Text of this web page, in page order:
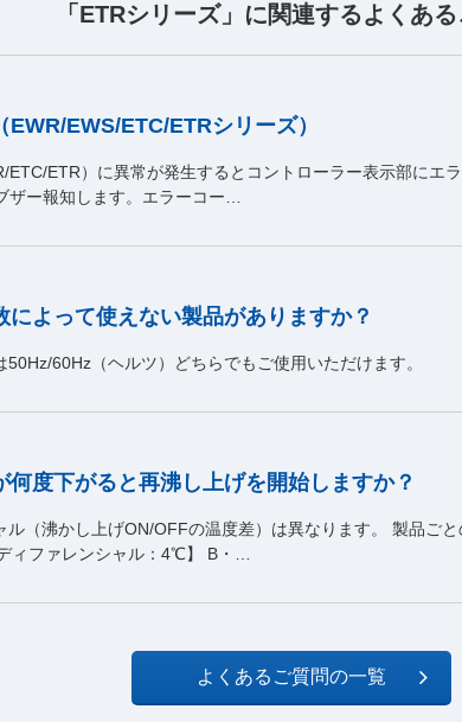
「ETRシリーズ」に関連するよくあ
EWS/ETC/ETRシリーズ）
ETC/ETR）に異常が発生するとコントローラー表示部にエ
ー報知します。エラーコー…
よって使えない製品がありますか？
60Hz（ヘルツ）どちらでもご使用いただけます。
何度下がると再沸し上げを開始しますか？
（沸かし上げON/OFFの温度差）は異なります。 製品ご
ィファレンシャル：4℃】 B・…
よくあるご質問の一覧